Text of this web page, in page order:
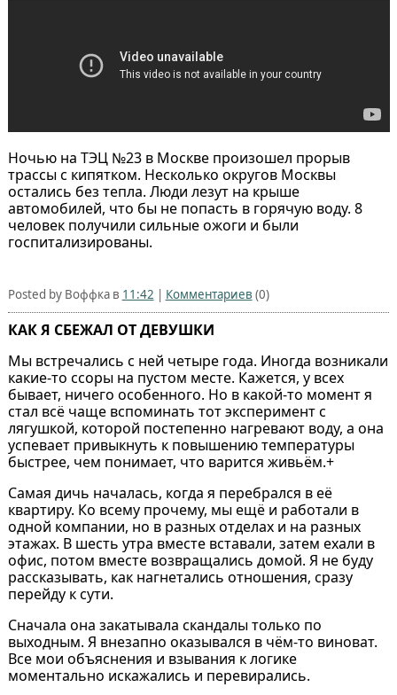
Ночью на ТЭЦ №23 в Москве произошел прорыв
трассы с кипятком. Несколько округов Москвы
остались без тепла. Люди лезут на крыше
автомобилей, что бы не попасть в горячую воду. 8
человек получили сильные ожоги и были
госпитализированы.
Posted by Воффка в 11:42 | Комментариев (0)
КАК Я СБЕЖАЛ ОТ ДЕВУШКИ
Мы встречались с ней четыре года. Иногда возникали
какие-то ссоры на пустом месте. Кажется, у всех
бывает, ничего особенного. Но в какой-то момент я
стал всё чаще вспоминать тот эксперимент с
лягушкой, которой постепенно нагревают воду, а она
успевает привыкнуть к повышению температуры
быстрее, чем понимает, что варится живьём.+
Самая дичь началась, когда я перебрался в её
квартиру. Ко всему прочему, мы ещё и работали в
одной компании, но в разных отделах и на разных
этажах. В шесть утра вместе вставали, затем ехали в
офис, потом вместе возвращались домой. Я не буду
рассказывать, как нагнетались отношения, сразу
перейду к сути.
Сначала она закатывала скандалы только по
выходным. Я внезапно оказывался в чём-то виноват.
Все мои объяснения и взывания к логике
моментально искажались и перевирались.